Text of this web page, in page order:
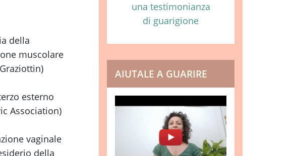
della
muscolare
esterno
Association)
vaginale
della
una testimonianza
di guarigione
AIUTALE A GUARIRE